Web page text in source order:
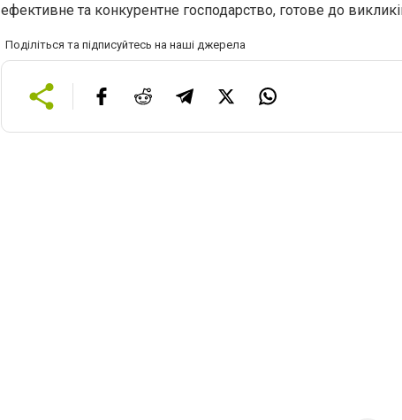
ефективне та конкурентне господарство, готове до
Поділіться та підписуйтесь на наші джерела